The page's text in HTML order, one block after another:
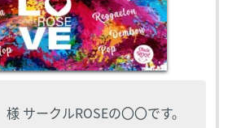
サークルROSEの〇〇です。